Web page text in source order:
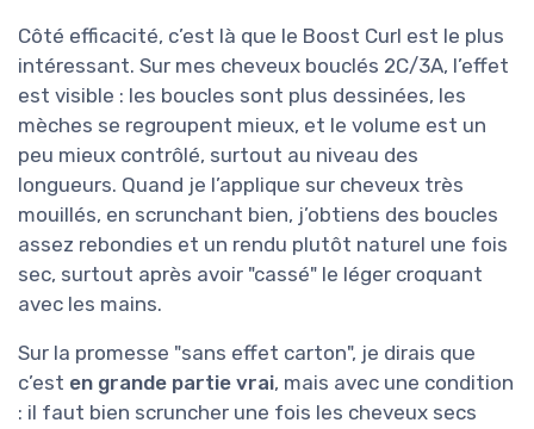
Côté efficacité, c’est là que le Boost Curl est le plus
intéressant. Sur mes cheveux bouclés 2C/3A, l’effet
est visible : les boucles sont plus dessinées, les
mèches se regroupent mieux, et le volume est un
peu mieux contrôlé, surtout au niveau des
longueurs. Quand je l’applique sur cheveux très
mouillés, en scrunchant bien, j’obtiens des boucles
assez rebondies et un rendu plutôt naturel une fois
sec, surtout après avoir "cassé" le léger croquant
avec les mains.
Sur la promesse "sans effet carton", je dirais que
c’est en grande partie vrai, mais avec une condition
: il faut bien scruncher une fois les cheveux secs